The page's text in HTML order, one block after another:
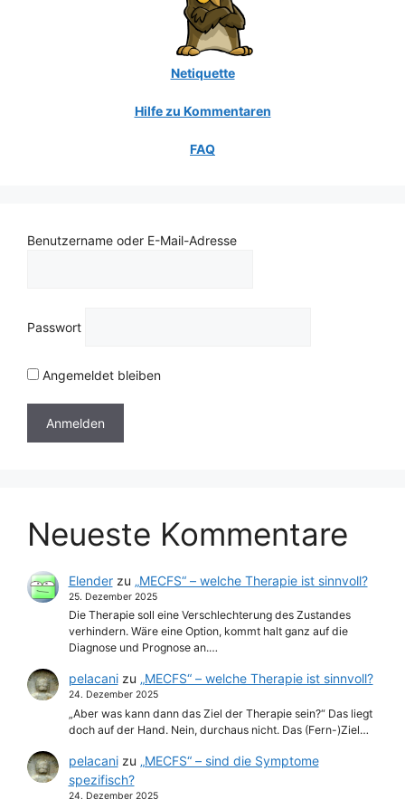
Netiquette
Hilfe zu Kommentaren
FAQ
Benutzername oder E-Mail-Adresse
Passwort
Angemeldet bleiben
Neueste Kommentare
Elenderzu „MECFS“ – welche Therapie ist sinnvoll?
25. Dezember 2025
Die Therapie soll eine Verschlechterung des Zustandes
verhindern. Wäre eine Option, kommt halt ganz auf die
Diagnose und Prognose an.…
pelacanizu „MECFS“ – welche Therapie ist sinnvoll?
24. Dezember 2025
„Aber was kann dann das Ziel der Therapie sein?“ Das liegt
doch auf der Hand. Nein, durchaus nicht. Das (Fern-)Ziel…
pelacanizu „MECFS“ – sind die Symptome
spezifisch?
24. Dezember 2025